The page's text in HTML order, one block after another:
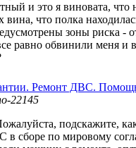
и это я виновата,
вина, что полка
зоны риска -
равно обвинили меня и
Ремонт ДВС.
22145
подскажите,
в сборе по мировому